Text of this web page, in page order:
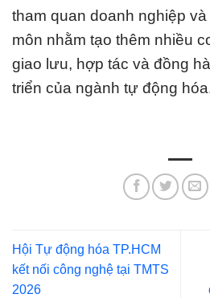
tham quan doanh nghiệp
môn nhằm tạo thêm nhiều
giao lưu, hợp tác và đồng
triển của ngành tự động
Hội Tự động hóa TP.HCM
kết nối công nghệ tại TMTS
2026